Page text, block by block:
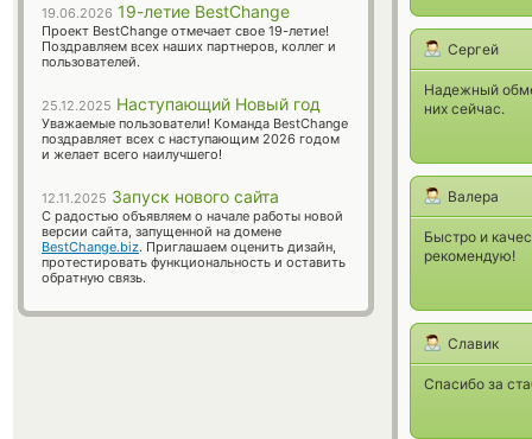
Сергей
Надежный
них сейчас.
Валера
Быстро и
рекомендую!
Славик
Спасибо за
19.06.2026 19-летие BestChange
Проект BestChange отмечает свое 19-летие!
Поздравляем всех наших партнеров, коллег и
пользователей.
25.12.2025 Наступающий Новый год
Уважаемые пользователи! Команда BestChange
поздравляет всех с наступающим 2026 годом
и желает всего наилучшего!
12.11.2025 Запуск нового сайта
С радостью объявляем о начале работы новой
версии сайта, запущенной на домене
BestChange.biz. Приглашаем оценить дизайн,
протестировать функциональность и оставить
обратную связь.